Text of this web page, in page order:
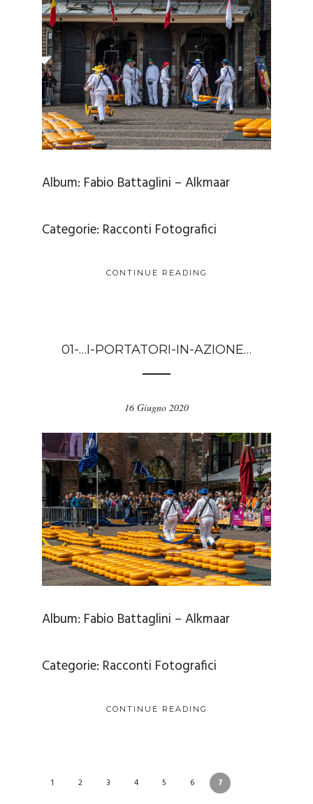
Album: Fabio Battaglini – Alkmaar
Categorie: Racconti Fotografici
CONTINUE READING
01-…I-PORTATORI-IN-AZIONE…
16 Giugno 2020
Album: Fabio Battaglini – Alkmaar
Categorie: Racconti Fotografici
CONTINUE READING
1 2 3 4 5 6 7